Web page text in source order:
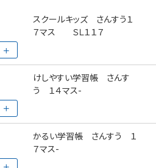
スクールキッズ さんすう１
７マス ＳＬ１１７
けしやすい学習帳 さんす
う １４マス-
かるい学習帳 さんすう １
７マス-